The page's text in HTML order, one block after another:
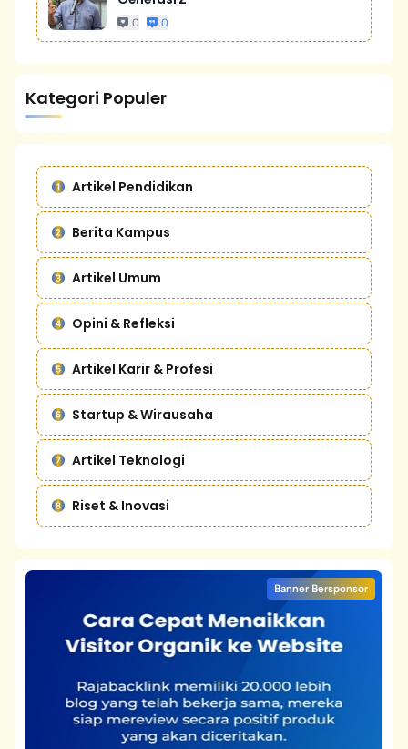
0 0
Kategori Populer
Artikel Pendidikan
Berita Kampus
Artikel Umum
Opini & Refleksi
Artikel Karir & Profesi
Startup & Wirausaha
Artikel Teknologi
Riset & Inovasi
Banner Bersponsor